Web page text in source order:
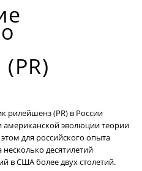
рилейшенз (PR) в России
эволюции теории
для российского опыта
десятилетий
в США более двух столетий.